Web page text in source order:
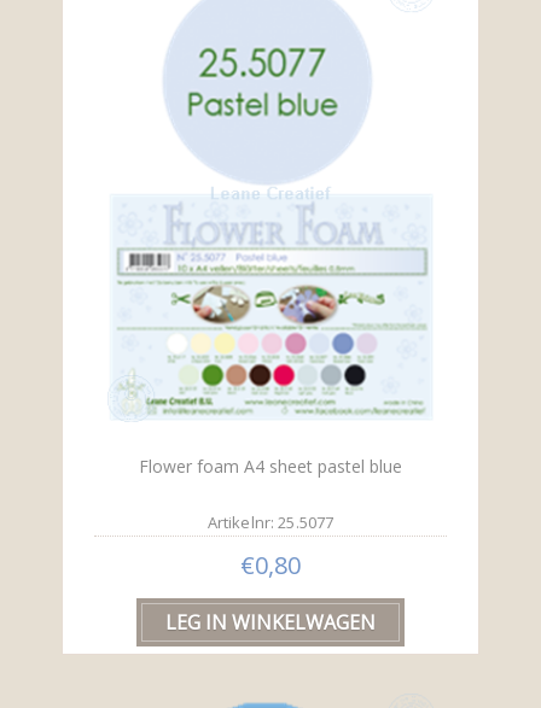
Flower foam A4 sheet pastel blue
Artikelnr: 25.5077
€0,80